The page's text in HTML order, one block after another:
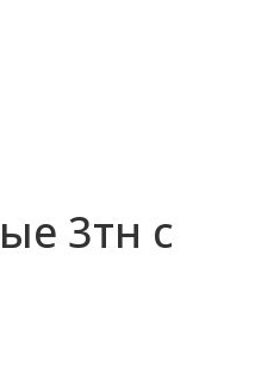
3тн с